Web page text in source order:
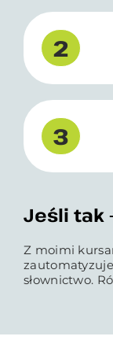
2
3
Jeśli tak
Z moimi
słownictwo.